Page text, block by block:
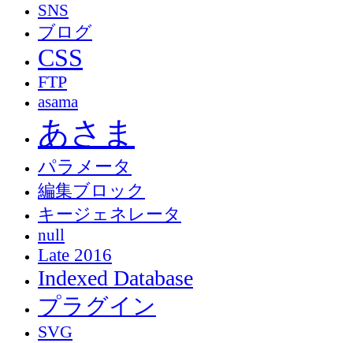
SNS
ブログ
CSS
FTP
asama
あさま
パラメータ
編集ブロック
キージェネレータ
null
Late 2016
Indexed Database
プラグイン
SVG